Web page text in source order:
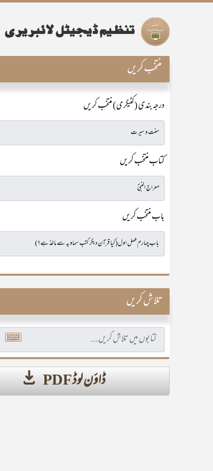
منتخب کریں
درجہ بندی (کٹیگری) منتخب کریں
کتاب منتخب کریں
باب منتخب کریں
تلاش کریں
ڈاؤن لوڈ PDF